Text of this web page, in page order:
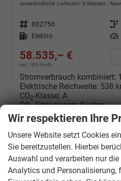
unverbindliche Lieferzeit: 6 Monate
Fahrzeugnr. 882756 Getriebe
Kraftstoff Elektro Leistung
58.535,– €
incl. 19% MwSt.
Stromverbrauch kombiniert:
Elektrische Reichweite: 538
CO2-Klasse: A
CO -Emissionen:0 g/km
Datensätze pro Seite:
10 20 50
Seiten:
Wir respektieren Ihre
Unsere Website setzt Cookies
Sie bereitzustellen. Hierbei
Auswahl und verarbeiten nur
Analytics und Personalisierung,